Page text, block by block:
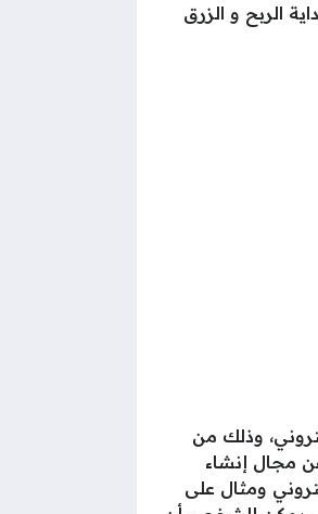
الربح و الزرق
وذلك من
مجال إنشاء
ومثال على